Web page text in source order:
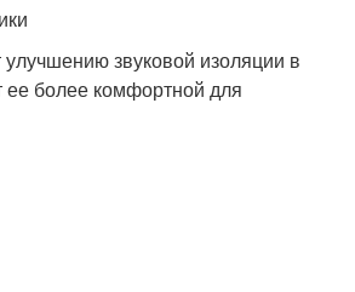
звуковой изоляции в
ее более комфортной для